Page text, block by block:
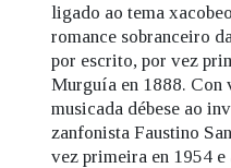
ligado ao tema
romance sobranceiro
por escrito, por vez
Murguía en 1888. Con
musicada débese ao
zanfonista Faustino
vez primeira en 1954